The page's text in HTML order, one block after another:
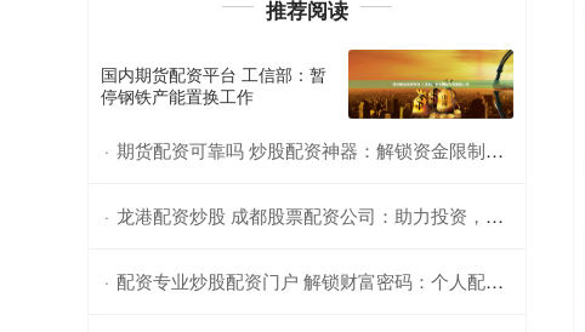
推荐阅读
国内期货配资平台 工信部：暂
停钢铁产能置换工作
· 期货配资可靠吗 炒股配资神器：解锁资金限制，助你财富增值
· 龙港配资炒股 成都股票配资公司：助力投资，提升收益
· 配资专业炒股配资门户 解锁财富密码：个人配资炒股平台助你赢战股市